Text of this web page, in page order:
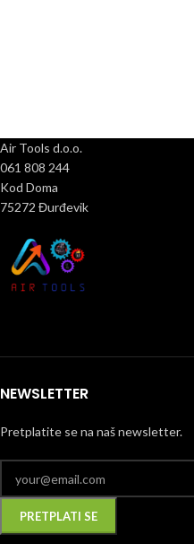
Air Tools d.o.o.
061 808 244
Kod Doma
75272 Đurđevik
NEWSLETTER
Pretplatite se na naš newsletter.